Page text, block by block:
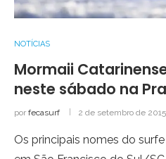
NOTÍCIAS
Mormaii
neste sábado na
por fecasurf 2 de setembro de 2015
Os principais nomes do